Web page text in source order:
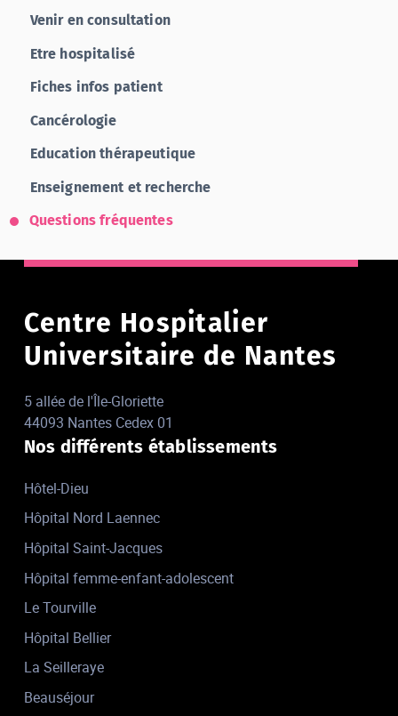
Venir en consultation
Etre hospitalisé
Fiches infos patient
Cancérologie
Education thérapeutique
Enseignement et recherche
Questions fréquentes
Centre Hospitalier
Universitaire de Nantes
5 allée de l'Île-Gloriette
44093 Nantes Cedex 01
Nos différents établissements
Hôtel-Dieu
Hôpital Nord Laennec
Hôpital Saint-Jacques
Hôpital femme-enfant-adolescent
Le Tourville
Hôpital Bellier
La Seilleraye
Beauséjour